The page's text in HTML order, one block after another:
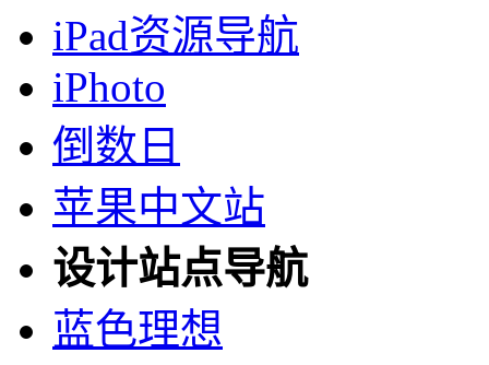
iPad资源导航
iPhoto
倒数日
苹果中文站
设计站点导航
蓝色理想